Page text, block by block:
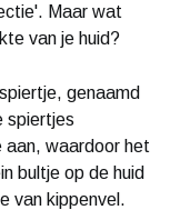
Maar wat
van je huid?
genaamd
spiertjes
aan, waardoor het
bultje op de huid
van kippenvel.